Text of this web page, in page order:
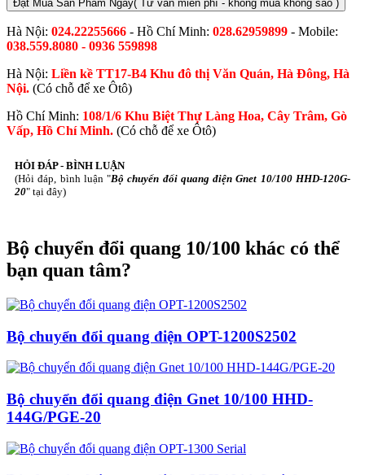
Đặt Mua Sản Phẩm Ngay( Tư vấn miễn phí - không mua không sao )
Hà Nội: 024.22255666 - Hồ Chí Minh: 028.62959899 - Mobile:
038.559.8080 - 0936 559898
Hà Nội: Liền kề TT17-B4 Khu đô thị Văn Quán, Hà Đông, Hà
Nội. (Có chỗ để xe Ôtô)
Hồ Chí Minh: 108/1/6 Khu Biệt Thự Làng Hoa, Cây Trâm, Gò
Vấp, Hồ Chí Minh. (Có chỗ để xe Ôtô)
HỎI ĐÁP - BÌNH LUẬN
(Hỏi đáp, bình luận "Bộ chuyển đổi quang điện Gnet 10/100 HHD-120G-
20" tại đây)
Bộ chuyển đổi quang 10/100 khác có thể
bạn quan tâm?
Bộ chuyển đổi quang điện OPT-1200S2502
Bộ chuyển đổi quang điện Gnet 10/100 HHD-
144G/PGE-20